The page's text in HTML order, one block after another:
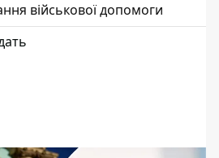
військової допомоги